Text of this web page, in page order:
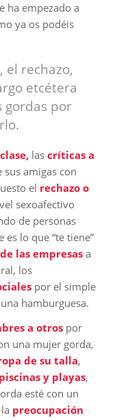
ha empezado a
ya os podéis
el rechazo,
etcétera
gordas por
las críticas a
amigas con
el rechazo o
sexoafectivo
de personas
lo que “te tiene”
las empresasa
los
por el simple
hamburguesa.
a otrospor
una mujer gorda,
de su talla,
y playas,
esté con un
preocupación